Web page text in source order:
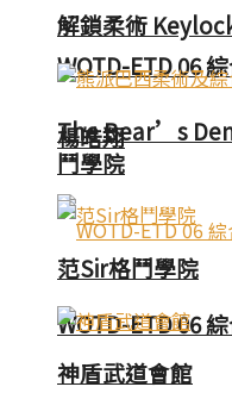
WOTD-ETD 06
楊皓翔
WOTD-ETD 06
解鎖柔術
The Bear’s
鬥學院
范Sir格鬥學院
神盾武道會館